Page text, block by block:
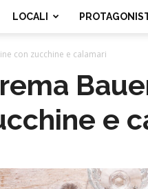
LOCALI
con zucchine e calamari
e